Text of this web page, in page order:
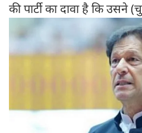
की पार्टी का दावा है कि उसने